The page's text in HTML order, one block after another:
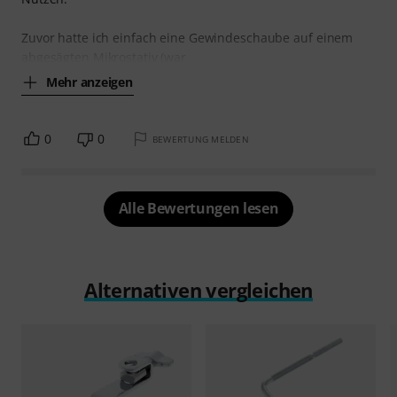
Zuvor hatte ich einfach eine Gewindeschaube auf einem
Mehr anzeigen
0 0 BEWERTUNG MELDEN
Alle Bewertungen lesen
Alternativen vergleichen